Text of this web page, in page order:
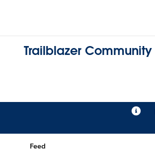
Trailblazer Community
Feed